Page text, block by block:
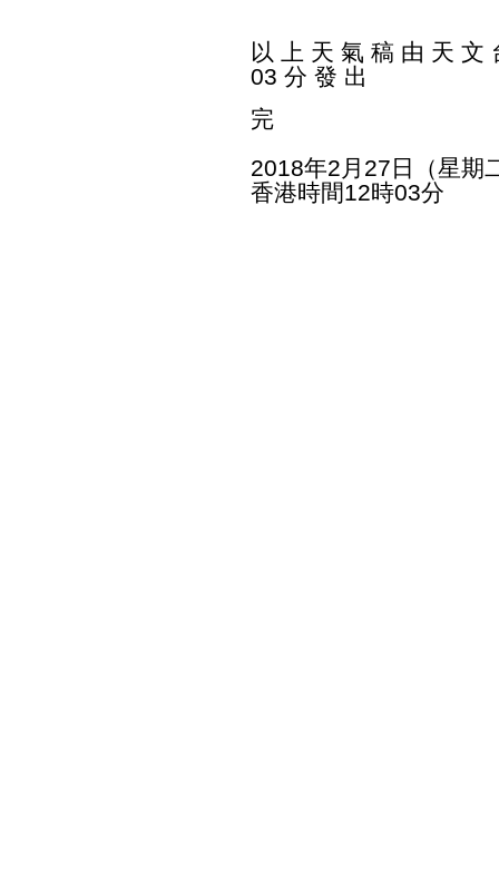
以 上 天 氣 稿 由 天 文
03 分 發 出
完
2018年2月27日（星期
香港時間12時03分